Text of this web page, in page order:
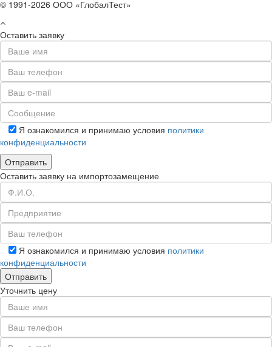
© 1991-2026 ООО «ГлобалТест»
Оставить заявку
Я ознакомился и принимаю условия политики
конфиденциальности
Оставить заявку на импортозамещение
Я ознакомился и принимаю условия политики
конфиденциальности
Уточнить цену